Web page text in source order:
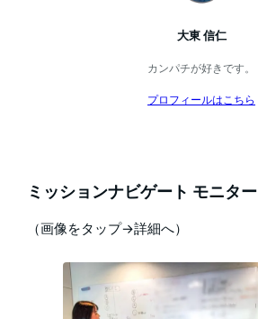
大東 信仁
カンパチが好きです。
プロフィールはこちら
ミッションナビゲート モニター
（画像をタップ→詳細へ）